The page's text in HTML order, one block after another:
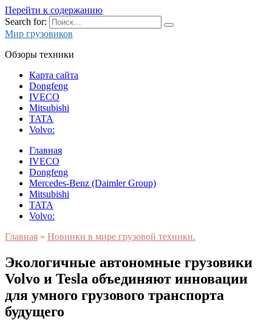
Перейти к содержанию
Search for:
Мир грузовиков
Обзоры техники
Карта сайта
Dongfeng
IVECO
Mitsubishi
TATA
Volvo:
Главная
IVECO
Dongfeng
Mercedes-Benz (Daimler Group)
Mitsubishi
TATA
Volvo:
Главная » Новинки в мире грузовой техники.
Экологичные автономные грузовики
Volvo и Tesla объединяют инновации
для умного грузового транспорта
будущего